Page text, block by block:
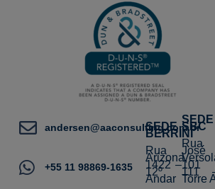
andersen@aaconsulting.com.br
+55 11 98869-1635
SEDE
BERRINI
Rua
Arizona,
1422 –
12º
Andar
SEDE
SBC
Rua
José
101
111
Torre